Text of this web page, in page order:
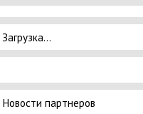
Загрузка...
Новости партнеров